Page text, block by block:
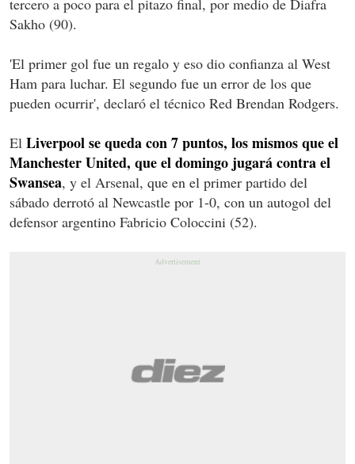
Sakho (90).
'El primer gol fue un regalo y eso dio confianza al West
Ham para luchar. El segundo fue un error de los que
pueden ocurrir', declaró el técnico Red Brendan Rodgers.
El Liverpool se queda con 7 puntos, los mismos que el
Manchester United, que el domingo jugará contra el
Swansea, y el Arsenal, que en el primer partido del
sábado derrotó al Newcastle por 1-0, con un autogol del
defensor argentino Fabricio Coloccini (52).